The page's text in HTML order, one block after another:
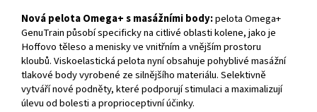
Nová pelota Omega+ s masážními body:pelota Omega+
GenuTrain působí specificky na citlivé oblasti kolene, jako je
Hoffovo těleso a menisky ve vnitřním a vnějším prostoru
kloubů. Viskoelastická pelota nyní obsahuje pohyblivé masážní
tlakové body vyrobené ze silnějšího materiálu. Selektivně
vytváří nové podněty, které podporují stimulaci a maximalizují
úlevu od bolesti a proprioceptivní účinky.